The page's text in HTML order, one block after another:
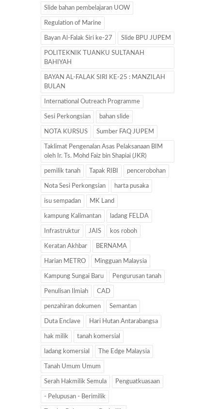
Slide bahan pembelajaran UOW
Regulation of Marine
Bayan Al-Falak Siri ke-27 Slide BPU JUPEM
POLITEKNIK TUANKU SULTANAH
BAHIYAH
BAYAN AL-FALAK SIRI KE-25 : MANZILAH
BULAN
International Outreach Programme
Sesi Perkongsian bahan slide
NOTA KURSUS Sumber FAQ JUPEM
Taklimat Pengenalan Asas Pelaksanaan BIM
oleh Ir. Ts. Mohd Faiz bin Shapiai (JKR)
pemilik tanah Tapak RIBI pencerobohan
Nota Sesi Perkongsian harta pusaka
isu sempadan MK Land
kampung Kalimantan ladang FELDA
Infrastruktur JAIS kos roboh
Keratan Akhbar BERNAMA
Harian METRO Mingguan Malaysia
Kampung Sungai Baru Pengurusan tanah
Penulisan Ilmiah CAD
penzahiran dokumen Semantan
Duta Enclave Hari Hutan Antarabangsa
hak milik tanah komersial
ladang komersial The Edge Malaysia
Tanah Umum Umum
Serah Hakmilik Semula Penguatkuasaan
- Pelupusan - Berimilik